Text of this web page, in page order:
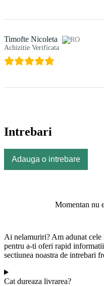
Timofte Nicoleta
Achizitie Verificata
Intrebari
Adauga o intrebare
Momentan nu
Ai nelamuriri? Am adunat cele
pentru a-ti oferi rapid
sectiunea noastra de intrebari
Cat dureaza livrarea?